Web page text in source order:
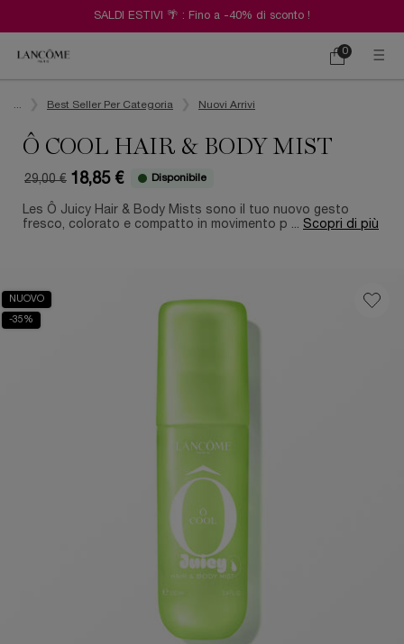
SALDI ESTIVI 🌴 : Fino a -40% di sconto !
Carrello
0
0 prodotto
Best Seller Per Categoria Nuovi Arrivi
Ô COOL HAIR & BODY MIST
Old price
29,00 €
New price
18,85 € Disponibile
Les Ô Juicy Hair & Body Mists sono il tuo nuovo gesto
fresco, colorato e compatto in movimento p ... Scopri di più
NUOVO
-35%